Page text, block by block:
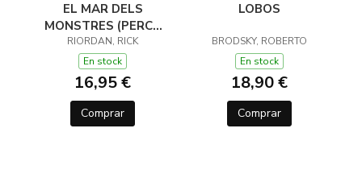
EL MAR DELS
MONSTRES (PERCY
JACKSON I ELS DÉUS
DE L'OLIMP 2)
RIORDAN, RICK
En stock
16,95 €
Comprar
LOBOS
BRODSKY, ROBERTO
En stock
18,90 €
Comprar